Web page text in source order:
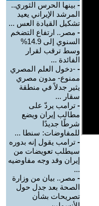
- بينها الحرس الثوري..
المرشد الإيراني يعيد
تشكيل القيادة العس ...
- مصر.. ارتفاع التضخم
السنوي إلى 14.9%
وسط ترقب لقرار
الفائدة ...
- -دخول العلم المصري
ممنوع- مدون مصري
يثير جدلاً في منطقة
سقار ...
- ترامب يردّ على
مطالب إيران ويضع
شرطًا جديدًا
للمفاوضات: سنطا ...
- ترامب يقول إنه بدوره
سيطلب تعويضات من
إيران وقد وجه مفاوضيه
...
- مصر.. بيان من وزارة
الصحة بعد جدل حول
تصريحات بشأن